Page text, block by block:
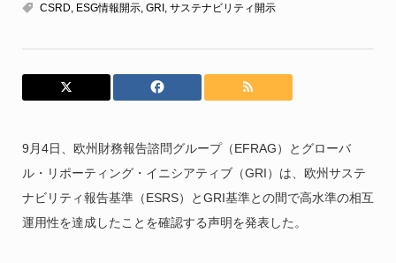
CSRD ESG情報開示, GRI, サステナビリティ開示
9月4日、欧州財務報告諮問グループ（EFRAG）とグローバ
ル・リポーティング・イニシアティブ（GRI）は、欧州サステ
ナビリティ報告基準（ESRS）とGRI基準との間で高水準の相互
運用性を達成したことを確認する声明を発表した。